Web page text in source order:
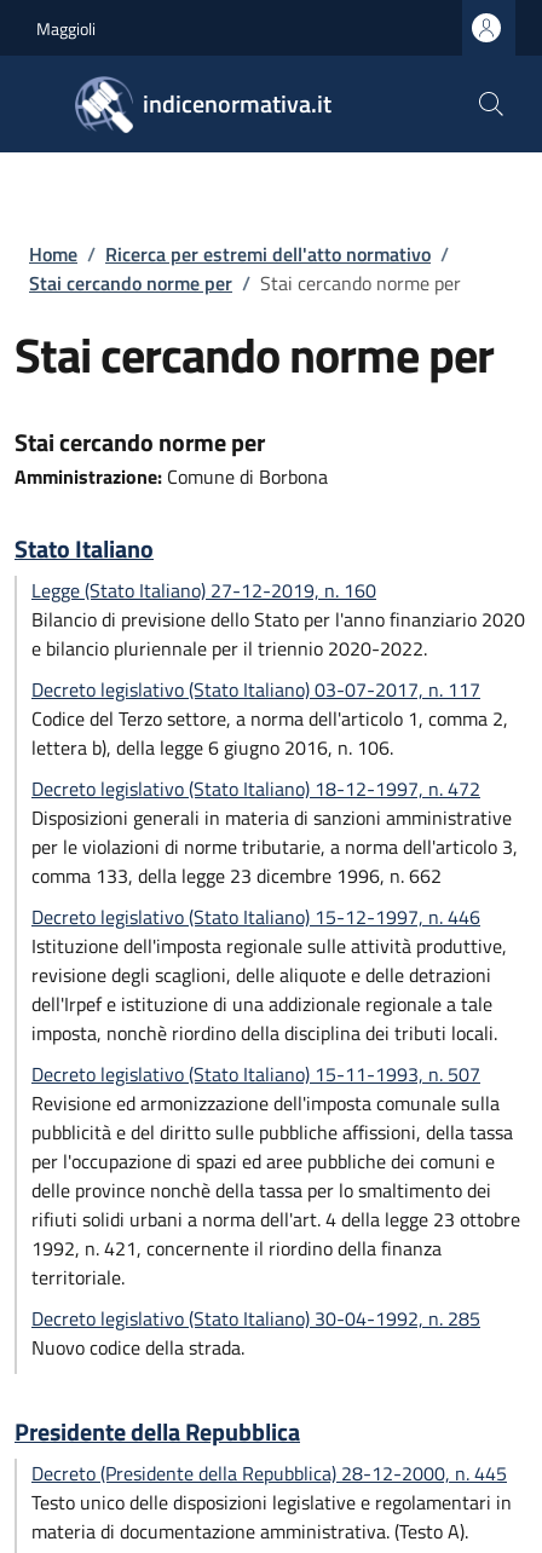
Maggioli
indicenormativa.it
Briciole di pane
Home / Ricerca per estremi dell'atto normativo /
Stai cercando norme per / Stai cercando norme per
Stai cercando norme per
Stai cercando norme per
Amministrazione: Comune di Borbona
Stato Italiano
Legge (Stato Italiano) 27-12-2019, n. 160
Bilancio di previsione dello Stato per l'anno finanziario 2020
e bilancio pluriennale per il triennio 2020-2022.
Decreto legislativo (Stato Italiano) 03-07-2017, n. 117
Codice del Terzo settore, a norma dell'articolo 1, comma 2,
lettera b), della legge 6 giugno 2016, n. 106.
Decreto legislativo (Stato Italiano) 18-12-1997, n. 472
Disposizioni generali in materia di sanzioni amministrative
per le violazioni di norme tributarie, a norma dell'articolo 3,
comma 133, della legge 23 dicembre 1996, n. 662
Decreto legislativo (Stato Italiano) 15-12-1997, n. 446
Istituzione dell'imposta regionale sulle attività produttive,
revisione degli scaglioni, delle aliquote e delle detrazioni
dell'Irpef e istituzione di una addizionale regionale a tale
imposta, nonchè riordino della disciplina dei tributi locali.
Decreto legislativo (Stato Italiano) 15-11-1993, n. 507
Revisione ed armonizzazione dell'imposta comunale sulla
pubblicità e del diritto sulle pubbliche affissioni, della tassa
per l'occupazione di spazi ed aree pubbliche dei comuni e
delle province nonchè della tassa per lo smaltimento dei
rifiuti solidi urbani a norma dell'art. 4 della legge 23 ottobre
1992, n. 421, concernente il riordino della finanza
territoriale.
Decreto legislativo (Stato Italiano) 30-04-1992, n. 285
Nuovo codice della strada.
Presidente della Repubblica
Decreto (Presidente della Repubblica) 28-12-2000, n. 445
Testo unico delle disposizioni legislative e regolamentari in
materia di documentazione amministrativa. (Testo A).